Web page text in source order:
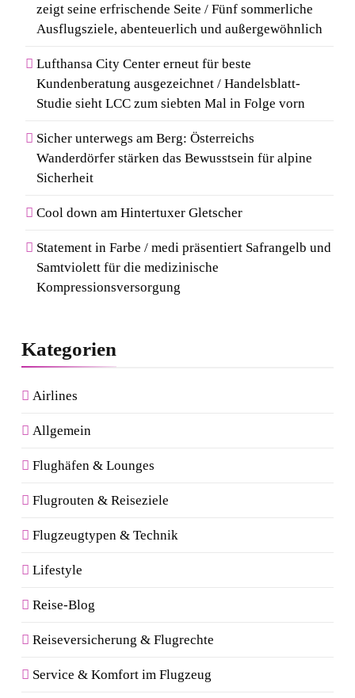
zeigt seine erfrischende Seite / Fünf sommerliche
Ausflugsziele, abenteuerlich und außergewöhnlich
Lufthansa City Center erneut für beste
Kundenberatung ausgezeichnet / Handelsblatt-
Studie sieht LCC zum siebten Mal in Folge vorn
Sicher unterwegs am Berg: Österreichs
Wanderdörfer stärken das Bewusstsein für alpine
Sicherheit
Cool down am Hintertuxer Gletscher
Statement in Farbe / medi präsentiert Safrangelb und
Samtviolett für die medizinische
Kompressionsversorgung
Kategorien
Airlines
Allgemein
Flughäfen & Lounges
Flugrouten & Reiseziele
Flugzeugtypen & Technik
Lifestyle
Reise-Blog
Reiseversicherung & Flugrechte
Service & Komfort im Flugzeug